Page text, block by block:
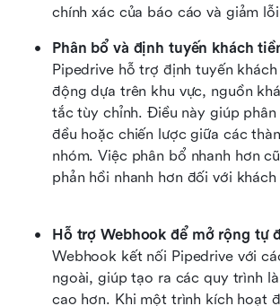
chính xác của báo cáo và giảm
Pipedrive hỗ trợ định tuyến
động dựa trên khu vực, nguồn
tắc tùy chỉnh. Điều này giúp
đều hoặc chiến lược giữa các
nhóm. Việc phân bổ nhanh hơn
Webhook kết nối Pipedrive với
ngoài, giúp tạo ra các quy trình
cao hơn. Khi một trình kích hoạt